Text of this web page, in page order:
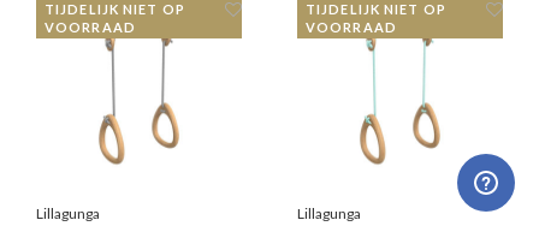
TIJDELIJK NIET OP
VOORRAAD
Lillagunga
TIJDELIJK NIET OP
VOORRAAD
Lillagunga